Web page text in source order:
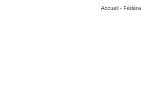
Accueil -